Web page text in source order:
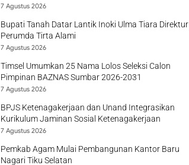
7 Agustus 2026
Bupati Tanah Datar Lantik Inoki Ulma Tiara Direktur
Perumda Tirta Alami
7 Agustus 2026
Timsel Umumkan 25 Nama Lolos Seleksi Calon
Pimpinan BAZNAS Sumbar 2026-2031
7 Agustus 2026
BPJS Ketenagakerjaan dan Unand Integrasikan
Kurikulum Jaminan Sosial Ketenagakerjaan
7 Agustus 2026
Pemkab Agam Mulai Pembangunan Kantor Baru
Nagari Tiku Selatan